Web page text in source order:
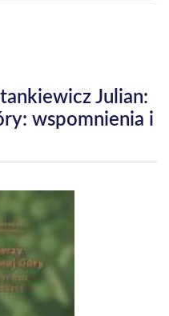
Julian:
wspomnienia i